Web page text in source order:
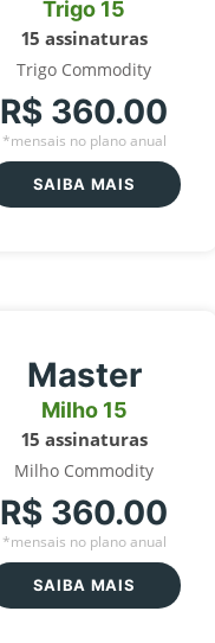
Trigo 15
15 assinaturas
Trigo Commodity
R$ 360.00
*mensais no plano anual
SAIBA MAIS
Master
Milho 15
15 assinaturas
Milho Commodity
R$ 360.00
*mensais no plano anual
SAIBA MAIS